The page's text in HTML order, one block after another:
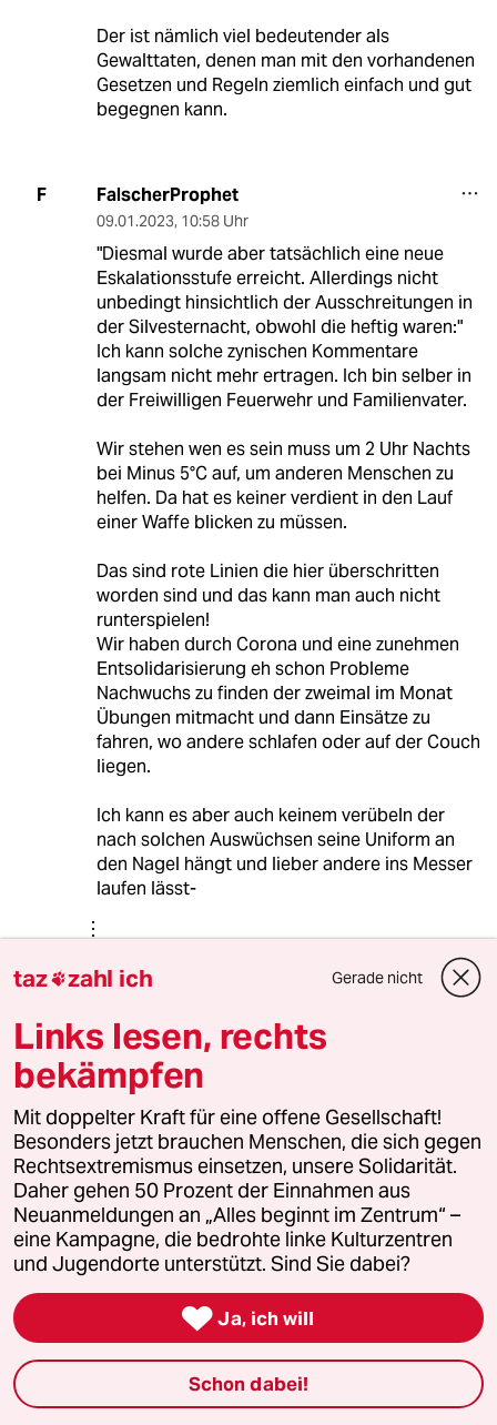
Der ist nämlich viel bedeutender als
Gewalttaten, denen man mit den vorhandenen
Gesetzen und Regeln ziemlich einfach und gut
begegnen kann.
F FalscherProphet
09.01.2023, 10:58 Uhr
"Diesmal wurde aber tatsächlich eine neue
Eskalationsstufe erreicht. Allerdings nicht
unbedingt hinsichtlich der Ausschreitungen in
der Silvesternacht, obwohl die heftig waren:"
Ich kann solche zynischen Kommentare
langsam nicht mehr ertragen. Ich bin selber in
der Freiwilligen Feuerwehr und Familienvater.
Wir stehen wen es sein muss um 2 Uhr Nachts
bei Minus 5°C auf, um anderen Menschen zu
helfen. Da hat es keiner verdient in den Lauf
einer Waffe blicken zu müssen.
Das sind rote Linien die hier überschritten
worden sind und das kann man auch nicht
runterspielen!
Wir haben durch Corona und eine zunehmen
Entsolidarisierung eh schon Probleme
Nachwuchs zu finden der zweimal im Monat
Übungen mitmacht und dann Einsätze zu
fahren, wo andere schlafen oder auf der Couch
liegen.
Ich kann es aber auch keinem verübeln der
nach solchen Auswüchsen seine Uniform an
den Nagel hängt und lieber andere ins Messer
laufen lässt-
KK Klaus Kuckuck
@FalscherProphet:
Sie beschreiben genau das Problem,
das eigentlich so offensichtlich ist.
Es macht hilflos, dass es überhaupt
nötig ist, das Offensichtliche zu
benennen, so wie Sie es tun. In der
Folge halte ich auch den Rückzug aus
Polizei und Rettungskräften als übrig
bleibende und legitime Konsequenz.
Timm Kühn und Martin Kniffke
um etwas ganz anderes geht. Timm
Kühn wünscht sich eine gerechtere
Gesellschaft als Lösung allen Übels
und Martin Kniffke hält Ihnen vor,
dass Sie sich ja immerhin nicht
taz zahl ich Gerade nicht
Links lesen, rechts
bekämpfen
Mit doppelter Kraft für eine offene Gesellschaft!
Besonders jetzt brauchen Menschen, die sich gegen
Rechtsextremismus einsetzen, unsere Solidarität.
Daher gehen 50 Prozent der Einnahmen aus
Neuanmeldungen an „Alles beginnt im Zentrum“ –
eine Kampagne, die bedrohte linke Kulturzentren
und Jugendorte unterstützt. Sind Sie dabei?
 Ja, ich will
Schon dabei!